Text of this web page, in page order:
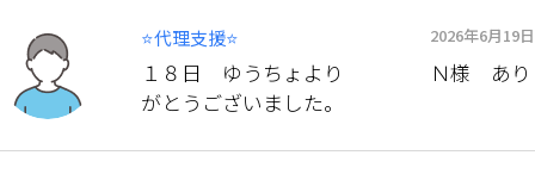
⭐️代理支援⭐️ 2026年6月19日
１８日 ゆうちょより Ｎ様 あり
がとうございました。